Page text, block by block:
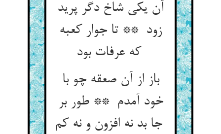
آن یکی شاخ دگر پرید
زود ** تا جوار کعبه
که عرفات بود
باز از آن صعقه چو با
خود آمدم ** طور بر